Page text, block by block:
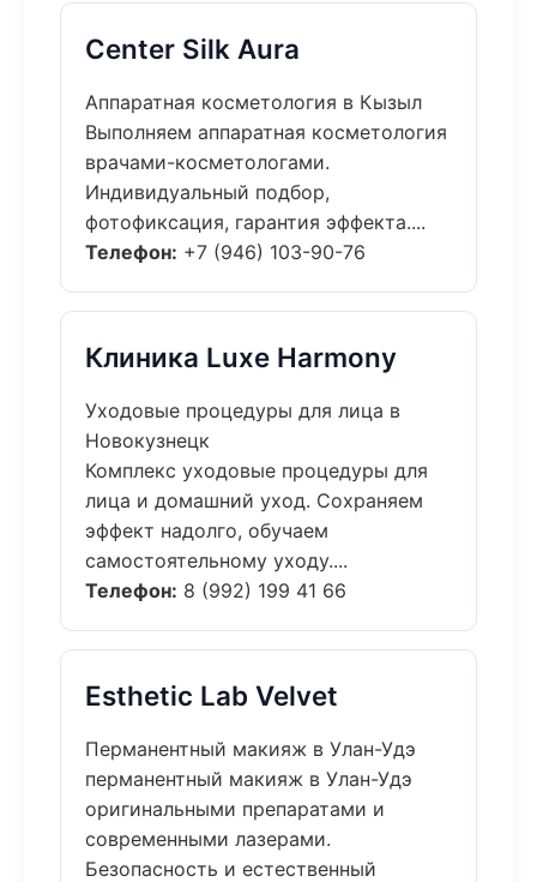
Center Silk Aura
Аппаратная косметология в Кызыл
Выполняем аппаратная косметология
врачами-косметологами.
Индивидуальный подбор,
фотофиксация, гарантия эффекта....
Телефон: +7 (946) 103-90-76
Клиника Luxe Harmony
Уходовые процедуры для лица в
Новокузнецк
Комплекс уходовые процедуры для
лица и домашний уход. Сохраняем
эффект надолго, обучаем
самостоятельному уходу....
Телефон: 8 (992) 199 41 66
Esthetic Lab Velvet
Перманентный макияж в Улан-Удэ
перманентный макияж в Улан-Удэ
оригинальными препаратами и
современными лазерами.
Безопасность и естественный